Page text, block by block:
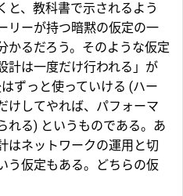
と、教科書で示されるよう
リーが持つ暗黙の仮定の一
かるだろう。そのような仮定
計は一度だけ行われる」が
ずっと使っていける (ハー
けしてやれば、パフォーマ
れる) というものである。あ
はネットワークの運用と切
う仮定もある。どちらの仮